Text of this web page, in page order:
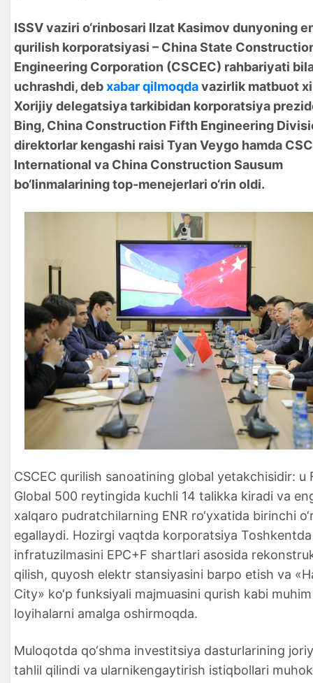
ISSV vaziri o‘rinbosari Ilzat Kasimov dunyoning
qurilish korporatsiyasi – China State
Engineering Corporation (CSCEC) rahbariyati
uchrashdi, debxabar qilmoqdavazirlik matbuot
Xorijiy delegatsiya tarkibidan korporatsiya
Bing, China Construction Fifth Engineering
direktorlar kengashi raisi Tyan Veygo hamda
International va China Construction Sausum
bo‘linmalarining top-menejerlari o‘rin oldi.
CSCEC qurilish sanoatining global yetakchisidir: u
Global 500 reytingida kuchli 14 talikka kiradi va
xalqaro pudratchilarning ENR ro‘yxatida birinchi
egallaydi. Hozirgi vaqtda korporatsiya Toshkentda
infratuzilmasini EPC+F shartlari asosida
qilish, quyosh elektr stansiyasini barpo etish va
City» ko‘p funksiyali majmuasini qurish kabi muhim
loyihalarni amalga oshirmoqda.
Muloqotda qo‘shma investitsiya dasturlarining
tahlil qilindi va ularnikengaytirish istiqbollari